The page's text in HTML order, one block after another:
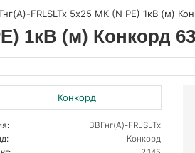
FRLSLTx 5х25 МК (N PE) 1кВ (м)
1кВ (м) Конкорд
ВВГнг(А)-FRLSLTx
Конкорд